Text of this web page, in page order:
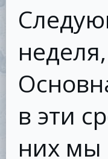
в эти
них мы